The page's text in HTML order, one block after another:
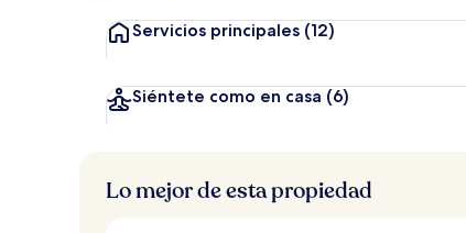
t
a
e
Servicios principales (12)
Siéntete como en casa (6)
Lo mejor de esta propiedad